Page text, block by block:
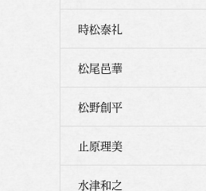
時松泰礼
松尾邑華
松野創平
止原理美
水津和之